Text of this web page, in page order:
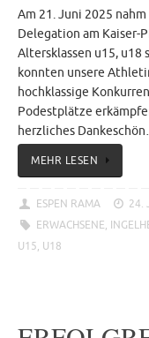
Am 21. Juni 2025
Delegation am Kaiser-
Altersklassen u15, u18
konnten unsere
hochklassige
Podestplätze
herzliches
MEHR LESEN
ESPEN RAMA 24.
ERWACHSENE,
U15, U18